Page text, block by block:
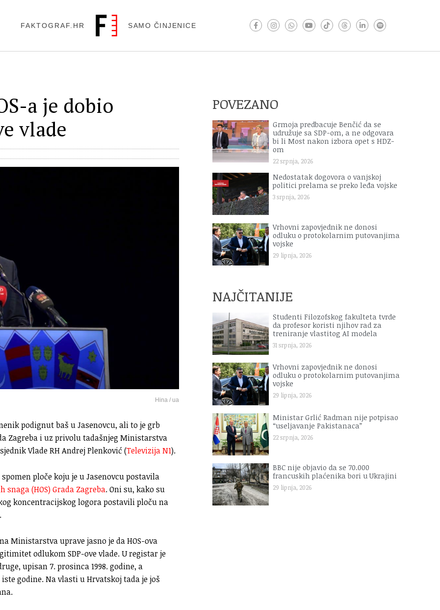
FAKTOGRAF.HR SAMO ČINJENICE
a je dobio
vlade
Hina / ua
podignut baš u Jasenovcu, ali to je grb
Zagreba i uz privolu tadašnjeg Ministarstva
Vlade RH Andrej Plenković (Televizija N1).
ploče koju je u Jasenovcu postavila
(HOS) Grada Zagreba. Oni su, kako su
koncentracijskog logora postavili ploču na
Ministarstva uprave jasno je da HOS-ova
odlukom SDP-ove vlade. U registar je
upisan 7. prosinca 1998. godine, a
godine. Na vlasti u Hrvatskoj tada je još
POVEZANO
Grmoja predbacuje Benčić da se
udružuje sa SDP-om, a ne odgovara
bi li Most nakon izbora opet s HDZ-
om
22 srpnja, 2026
Nedostatak dogovora o vanjskoj
politici prelama se preko leđa vojske
3 srpnja, 2026
Vrhovni zapovjednik ne donosi
odluku o protokolarnim putovanjima
vojske
29 lipnja, 2026
NAJČITANIJE
Studenti Filozofskog fakulteta tvrde
da profesor koristi njihov rad za
treniranje vlastitog AI modela
31 srpnja, 2026
Vrhovni zapovjednik ne donosi
odluku o protokolarnim putovanjima
vojske
29 lipnja, 2026
Ministar Grlić Radman nije potpisao
“useljavanje Pakistanaca”
22 srpnja, 2026
BBC nije objavio da se 70.000
francuskih plaćenika bori u Ukrajini
29 lipnja, 2026